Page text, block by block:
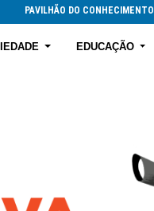
PAVILHÃO DO CONHECIMENTO
EDUCAÇÃO